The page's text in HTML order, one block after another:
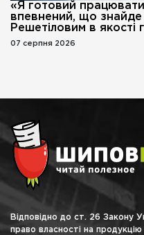
«Я готовий
впевнений, що знайде
Решетіловим в
07 серпня 2026
Відповідно до ст. 26 Закону
право власності на